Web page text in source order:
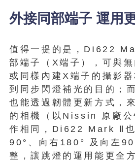
外接同部端子 運用
值得一提的是，Di622
部端子（X端子），可與
或同樣內建X端子的攝影
到同步閃燈補光的目的；
也能透過韌體更新方式，
的相機（以Nissin 原廠公
作相同，Di622 Mark Ⅱ也
90°、向右180° 及向左
整，讓跳燈的運用能更全